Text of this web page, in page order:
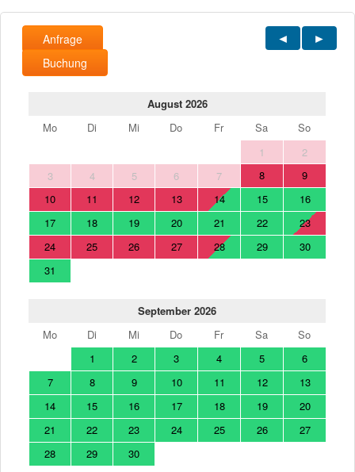
Anfrage
Buchung
August 2026
Mo
Di Mi Do Fr Sa
So
1
2
3
4 5 6 7 8
9
10
11 12 13 14 15
16
17
18 19 20 21 22
23
24
25 26 27 28 29
30
31
September 2026
Mo
Di Mi Do Fr Sa
So
1
2 3 4 5
6
7
8 9 10 11 12
13
14
15 16 17 18 19
20
21
22 23 24 25 26
27
28
29 30